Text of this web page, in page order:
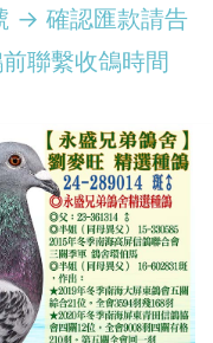
-> 確認匯款請告
聯繫收鴿時間